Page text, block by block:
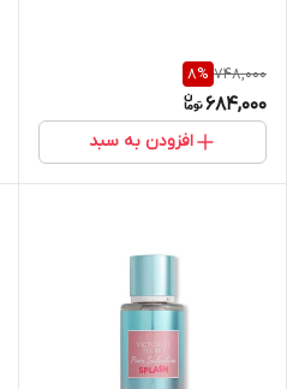
748,000
8%
684,000
افزودن به سبد